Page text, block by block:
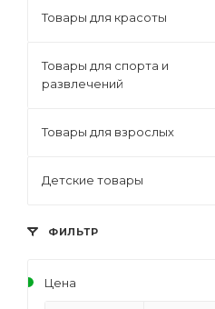
Товары для красоты
Товары для спорта и
развлечений
Товары для взрослых
Детские товары
ФИЛЬТР
Цена